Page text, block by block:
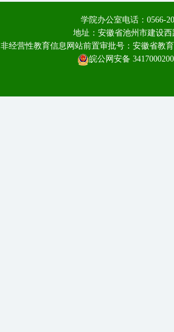
学院办公室电话：0566-
地址：安徽省池州市建设
非经营性教育信息网站前置审批号：安徽省教
皖公网安备